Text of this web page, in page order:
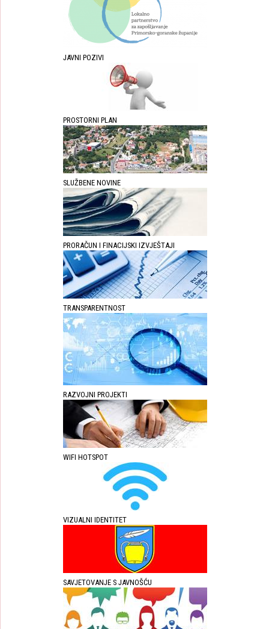
JAVNI POZIVI
PROSTORNI PLAN
SLUŽBENE NOVINE
PRORAČUN I FINACIJSKI IZVJEŠTAJI
TRANSPARENTNOST
RAZVOJNI PROJEKTI
WIFI HOTSPOT
VIZUALNI IDENTITET
SAVJETOVANJE S JAVNOŠĆU